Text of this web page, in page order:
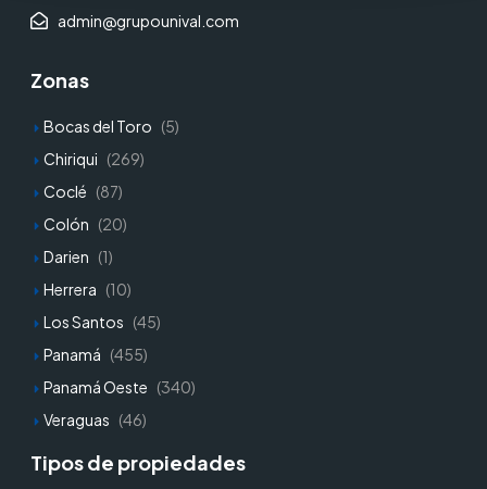
admin@grupounival.com
Zonas
Bocas del Toro (5)
Chiriqui (269)
Coclé (87)
Colón (20)
Darien (1)
Herrera (10)
Los Santos (45)
Panamá (455)
Panamá Oeste (340)
Veraguas (46)
Tipos de propiedades